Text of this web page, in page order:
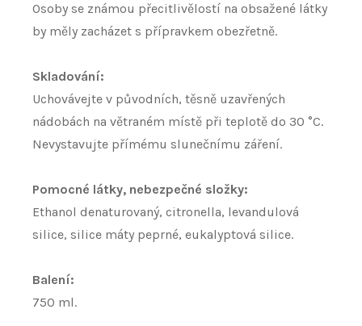
Osoby se známou přecitlivělostí na obsažené látky
by měly zacházet s přípravkem obezřetně.
Skladování:
Uchovávejte v původních, těsně uzavřených
nádobách na větraném místě při teplotě do 30 °C.
Nevystavujte přímému slunečnímu záření.
Pomocné látky, nebezpečné složky:
Ethanol denaturovaný, citronella, levandulová
silice, silice máty peprné, eukalyptová silice.
Balení:
750 ml.